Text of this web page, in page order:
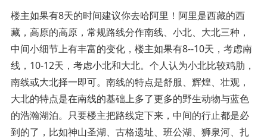
楼主如果有8天的时间建议你去哈阿里！阿里是西藏的西
藏，高原的高原，常规路线分作南线、小北、大北三种，
中间小细节上有丰富的变化，楼主如果有8--10天，考虑南
线，10-12天，考虑小北和大北。个人认为小北比较鸡肋，
南线或大北择一即可。南线的特点是舒服、辉煌、壮观，
大北的特点是在南线的基础上多了更多的野生动物与蓝色
的浩瀚湖泊。只要楼主把路线定下来，中间的行止都是必
到的了，比如神山圣湖、古格遗址、班公湖、狮泉河、扎